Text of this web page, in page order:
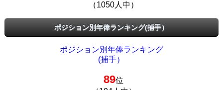
（1050人中）
ポジション別年俸ランキング(捕手）
ポジション別年俸ランキング
(捕手）
89位